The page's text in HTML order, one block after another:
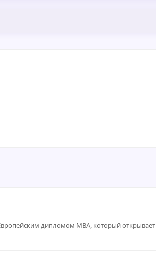
дипломом MBA, который открывает